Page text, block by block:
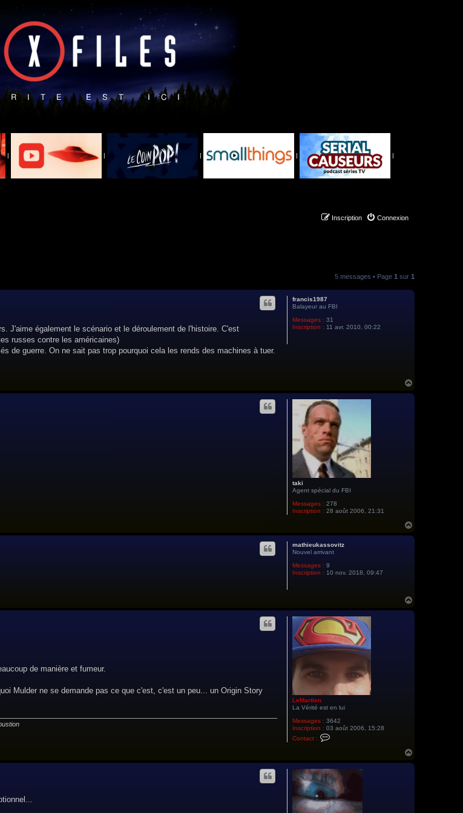
| | | | |
Connexion
Inscription
5 messages • Page 1 sur 1
francis1987
Balayeur au FBI
Messages : 31
Inscription : 11 avr. 2010, 00:22
J'aime également le scénario et le déroulement de l'histoire. C'est
russes contre les américaines)
de guerre. On ne sait pas trop pourquoi cela les rends des machines à tuer.
u
taki
Agent spécial du FBI
Messages : 278
Inscription : 28 août 2006, 21:31
u
mathieukassovitz
Nouvel arrivant
Messages : 9
Inscription : 10 nov. 2018, 09:47
u
LeMartien
La Vérité est en lui
Messages : 3642
Inscription : 03 août 2006, 15:28
Contact :
a
c
t
e
r
L
e
de manière et fumeur.
Mulder ne se demande pas ce que c'est, c'est un peu... un Origin Story
u